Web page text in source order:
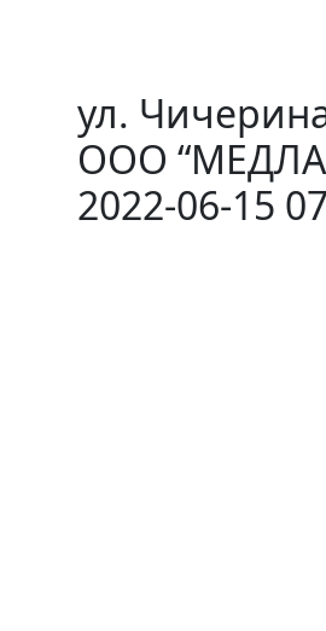
ул.
ООО
2022-06-15